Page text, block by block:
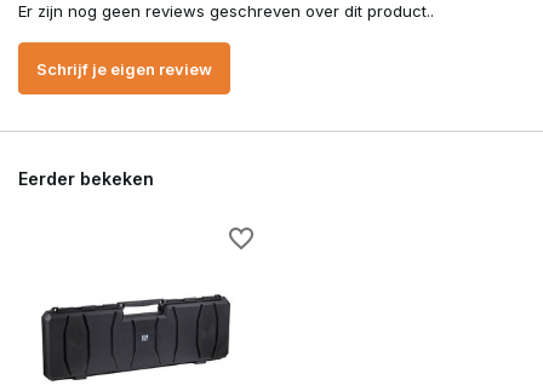
Er zijn nog geen reviews geschreven over dit product..
Schrijf je eigen review
Eerder bekeken